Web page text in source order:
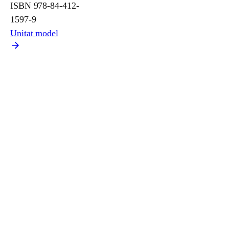
ISBN 978-84-412-
1597-9
Unitat model